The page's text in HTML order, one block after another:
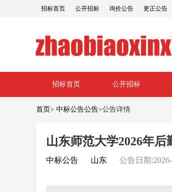
招标首页 公开招标 询价公告 更正公告
招标首页 公开招标
首页> 中标公告公告>公告详情
山东师范大学2026年
中标公告 山东 公告日期:2026-